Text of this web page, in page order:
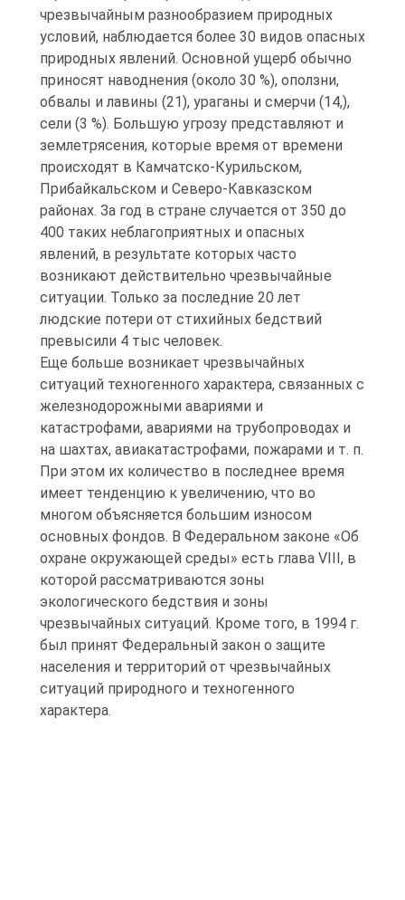
чрезвычайным разнообразием природных
условий, наблюдается более 30 видов опасных
природных явлений. Основной ущерб обычно
приносят наводнения (около 30 %), оползни,
обвалы и лавины (21), ураганы и смерчи (14,),
сели (3 %). Большую угрозу представляют и
землетрясения, которые время от времени
происходят в Камчатско-Курильском,
Прибайкальском и Северо-Кавказском
районах. За год в стране случается от 350 до
400 таких неблагоприятных и опасных
явлений, в результате которых часто
возникают действительно чрезвычайные
ситуации. Только за последние 20 лет
людские потери от стихийных бедствий
превысили 4 тыс человек.
Еще больше возникает чрезвычайных
ситуаций техногенного характера, связанных с
железнодорожными авариями и
катастрофами, авариями на трубопроводах и
на шахтах, авиакатастрофами, пожарами и т. п.
При этом их количество в последнее время
имеет тенденцию к увеличению, что во
многом объясняется большим износом
основных фондов. В Федеральном законе «Об
охране окружающей среды» есть глава VIII, в
которой рассматриваются зоны
экологического бедствия и зоны
чрезвычайных ситуаций. Кроме того, в 1994 г.
был принят Федеральный закон о защите
населения и территорий от чрезвычайных
ситуаций природного и техногенного
характера.